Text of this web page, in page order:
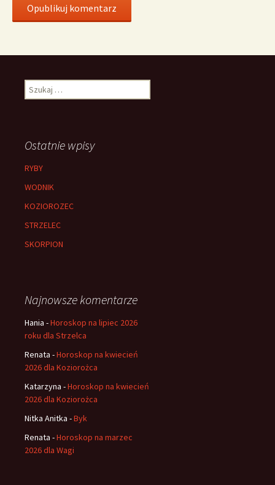
Szukaj:
Ostatnie wpisy
RYBY
WODNIK
KOZIOROZEC
STRZELEC
SKORPION
Najnowsze komentarze
Hania -Horoskop na lipiec 2026
roku dla Strzelca
Renata -Horoskop na kwiecień
2026 dla Koziorożca
Katarzyna -Horoskop na kwiecień
2026 dla Koziorożca
Nitka Anitka -Byk
Renata -Horoskop na marzec
2026 dla Wagi